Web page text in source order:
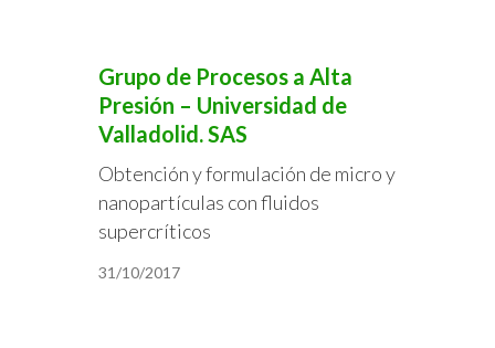
Grupo de Procesos a Alta
Presión – Universidad de
Valladolid. SAS
Obtención y formulación de micro y
nanopartículas con fluidos
supercríticos
31/10/2017